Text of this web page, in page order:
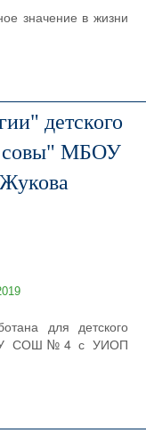
значение в жизни
детского
совы" МБОУ
для детского
СОШ№4 с УИОП